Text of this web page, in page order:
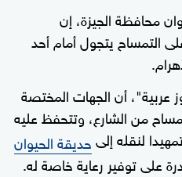
محافظة الجيزة، إن
التمساح يتجول أمام أحد
أن الجهات المختصة
من الشارع، وتتحفظ عليه
لنقله إلىحديقة الحيوان
على توفير رعاية خاصة له.